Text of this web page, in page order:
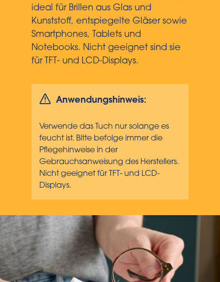
ideal für Brillen aus Glas und
Kunststoff, entspiegelte Gläser sowie
Smartphones, Tablets und
Notebooks. Nicht geeignet sind sie
für TFT- und LCD-Displays.
Anwendungshinweis:
Verwende das Tuch nur solange es
feucht ist. Bitte befolge immer die
Pflegehinweise in der
Gebrauchsanweisung des Herstellers.
Nicht geeignet für TFT- und LCD-
Displays.